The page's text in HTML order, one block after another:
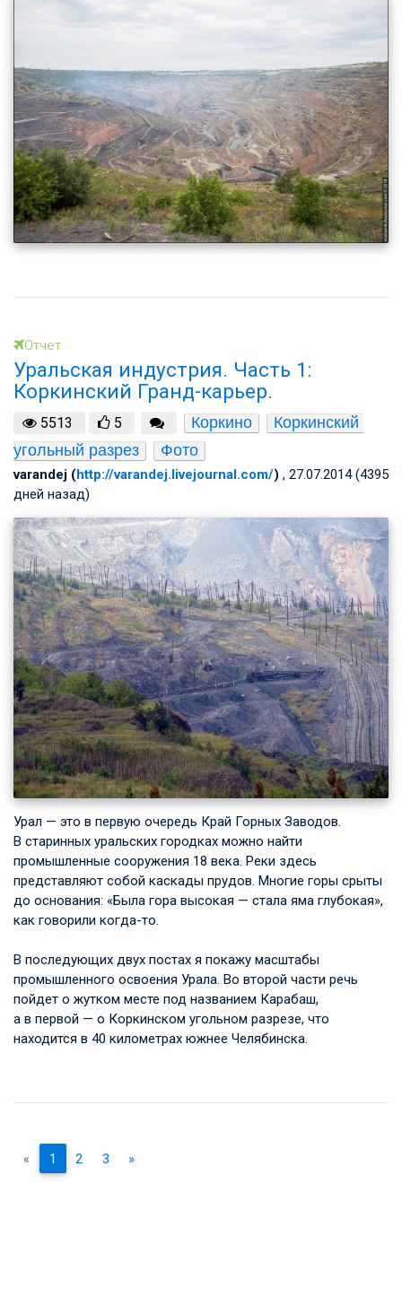
Отчет
Уральская индустрия. Часть 1:
Коркинский Гранд-карьер.
5513 5 Коркино
Коркинский
угольный разрез
Фото
varandej (http://varandej.livejournal.com/) , 27.07.2014 (4395
дней назад)
Урал — это в первую очередь Край Горных Заводов.
В старинных уральских городках можно найти
промышленные сооружения 18 века. Реки здесь
представляют собой каскады прудов. Многие горы срыты
до основания: «Была гора высокая — стала яма глубокая»,
как говорили когда-то.
В последующих двух постах я покажу масштабы
промышленного освоения Урала. Во второй части речь
пойдет о жутком месте под названием Карабаш,
а в первой — о Коркинском угольном разрезе, что
находится в 40 километрах южнее Челябинска.
« 1 2 3 »